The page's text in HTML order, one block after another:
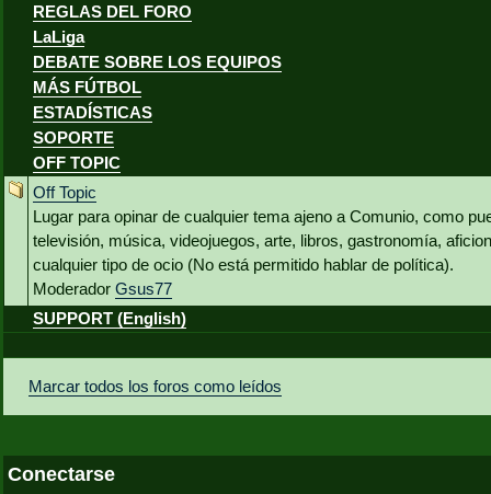
REGLAS DEL FORO
LaLiga
DEBATE SOBRE LOS EQUIPOS
MÁS FÚTBOL
ESTADÍSTICAS
SOPORTE
OFF TOPIC
Off Topic
Lugar para opinar de cualquier tema ajeno a Comunio, como
televisión, música, videojuegos, arte, libros, gastronomía,
cualquier tipo de ocio (No está permitido hablar de política).
Moderador Gsus77
SUPPORT (English)
Marcar todos los foros como leídos
Conectarse